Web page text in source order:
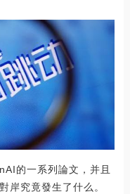
的一系列論文，并且
岸究竟發生了什么。